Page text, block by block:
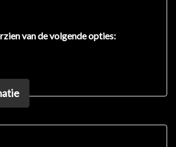
van de volgende opties:
verstelbaar
glas
Ruby